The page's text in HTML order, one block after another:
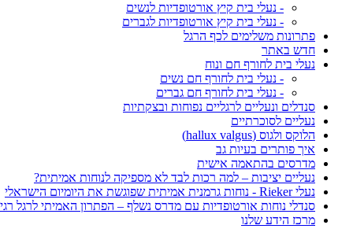
- נעלי בית קיץ אורטופדיות לנשים
- נעלי בית קיץ אורטופדיות לגברים
פתרונות משלימים לכף הרגל
חדש באתר
נעלי בית לחורף חם ונוח
- נעלי בית לחורף חם נשים
- נעלי בית לחורף חם גברים
סנדלים ונעליים לרגליים נפוחות ובצקתיות
נעליים לסוכרתיים
הלוקס ולגוס (hallux valgus)
איך פותרים בעיות גב
מדרסים בהתאמה אישית
נעליים יציבות – למה רכות לבד לא מספיקה לנוחות אמיתית?
נעלי Rieker - נוחות גרמנית אמיתית שפוגשת את היומיום הישראלי
סנדלי נוחות אורטופדיות עם מדרס נשלף – הפתרון האמיתי לרגל
מרכז הידע שלנו